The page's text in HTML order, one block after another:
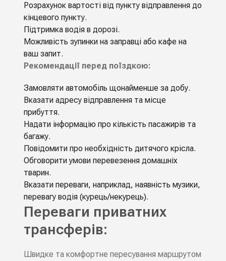
Розрахунок вартості від пункту відправлення до
кінцевого пункту.
Підтримка водія в дорозі.
Можливість зупинки на заправці або кафе на
ваш запит.
Рекомендації перед поїздкою:
Замовляти автомобіль щонайменше за добу.
Вказати адресу відправлення та місце
прибуття.
Надати інформацію про кількість пасажирів та
багажу.
Повідомити про необхідність дитячого крісла.
Обговорити умови перевезення домашніх
тварин.
Вказати переваги, наприклад, наявність музики,
перевагу водія (курець/некурець).
Переваги приватних
трансферів:
Швидке та комфортне пересування маршрутом